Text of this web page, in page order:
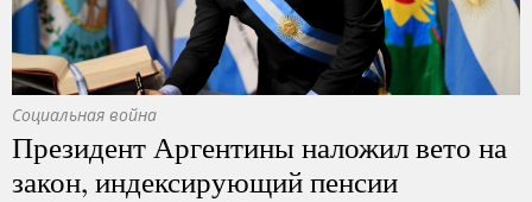
Социальная война
Президент Аргентины наложил вето на
закон, индексирующий пенсии